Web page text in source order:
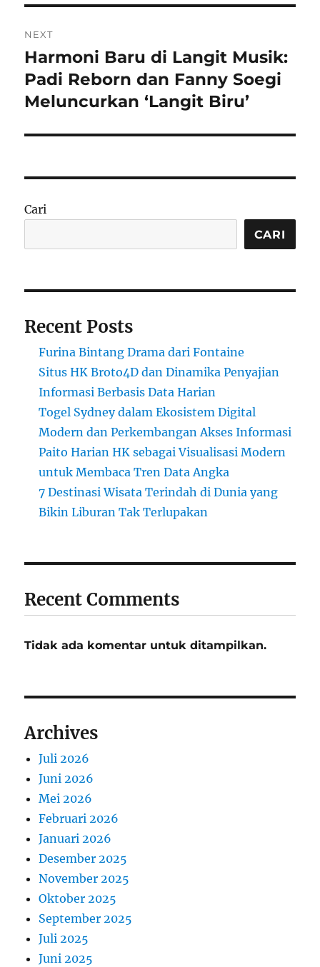
NEXT
Next
post:
Harmoni Baru di Langit Musik:
Padi Reborn dan Fanny Soegi
Meluncurkan ‘Langit Biru’
Cari
CARI
Recent Posts
Furina Bintang Drama dari Fontaine
Situs HK Broto4D dan Dinamika Penyajian
Informasi Berbasis Data Harian
Togel Sydney dalam Ekosistem Digital
Modern dan Perkembangan Akses Informasi
Paito Harian HK sebagai Visualisasi Modern
untuk Membaca Tren Data Angka
7 Destinasi Wisata Terindah di Dunia yang
Bikin Liburan Tak Terlupakan
Recent Comments
Tidak ada komentar untuk ditampilkan.
Archives
Juli 2026
Juni 2026
Mei 2026
Februari 2026
Januari 2026
Desember 2025
November 2025
Oktober 2025
September 2025
Juli 2025
Juni 2025